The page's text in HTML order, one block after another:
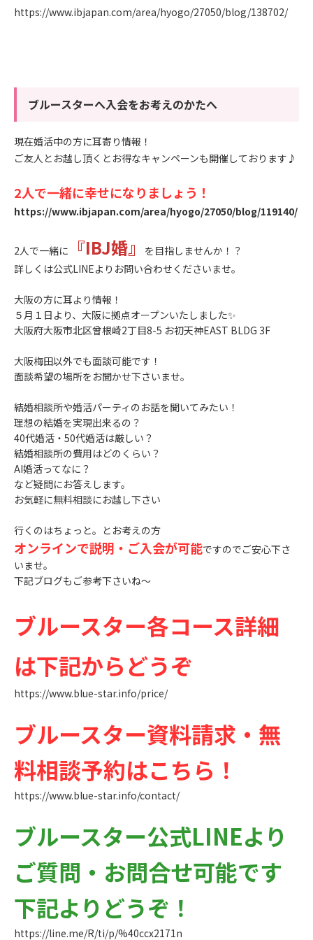
https://www.ibjapan.com/area/hyogo/27050/blog/138702/
ブルースターへ入会をお考えのかたへ
現在婚活中の方に耳寄り情報！
ご友人とお越し頂くとお得なキャンペーンも開催しております♪
2人で一緒に幸せになりましょう！
https://www.ibjapan.com/area/hyogo/27050/blog/119140/
2人で一緒に 『IBJ婚』
を目指しませんか！？
詳しくは公式LINEよりお問い合わせくださいませ。
大阪の方に耳より情報！
５月１日より、大阪に拠点オープンいたしました✨
大阪府大阪市北区曾根崎2丁目8-5 お初天神EAST BLDG 3F
大阪梅田以外でも面談可能です！
面談希望の場所をお聞かせ下さいませ。
結婚相談所や婚活パーティのお話を聞いてみたい！
理想の結婚を実現出来るの？
40代婚活・50代婚活は厳しい？
結婚相談所の費用はどのくらい？
AI婚活ってなに？
など疑問にお答えします。
お気軽に無料相談にお越し下さい
行くのはちょっと。とお考えの方
オンラインで説明・ご入会が可能ですのでご安心下さ
いませ。
下記ブログもご参考下さいね～
ブルースター各コース詳細
は下記からどうぞ
https://www.blue-star.info/price/
ブルースター資料請求・無
料相談予約はこちら！
https://www.blue-star.info/contact/
ブルースター公式LINEより
ご質問・お問合せ可能です
下記よりどうぞ！
https://line.me/R/ti/p/%40ccx2171n